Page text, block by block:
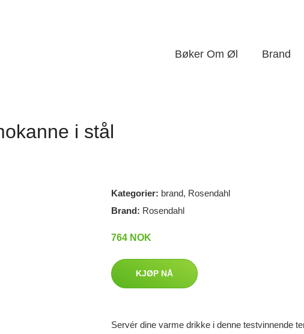
Bøker Om Øl Brand
i stål
Kategorier: brand, Rosendahl
Brand: Rosendahl
764 NOK
KJØP NÅ
Servér dine varme drikke i denne testvinnende